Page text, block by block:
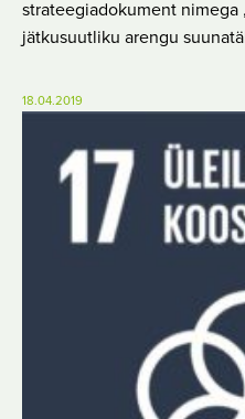
strateegiadokument nimega
jätkusuutliku arengu
18.04.2019